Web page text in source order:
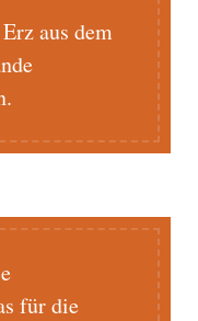
aus dem
für die